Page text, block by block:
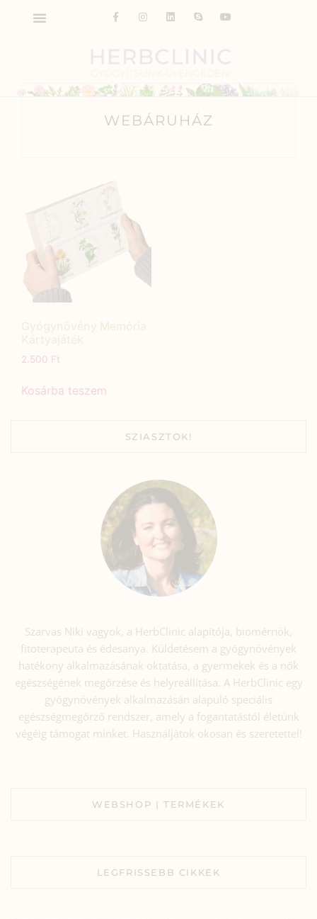
WEBÁRUHÁZ
2.500 Ft
Kosárba teszem
SZIASZTOK!
Szarvas Niki vagyok, a HerbClinic alapítója, biomérnök,
fitoterapeuta és édesanya. Küldetésem a gyógynövények
hatékony alkalmazásának oktatása, a gyermekek és a nők
egészségének megőrzése és helyreállítása. A HerbClinic egy
gyógynövények alkalmazásán alapuló speciális
egészségmegőrző rendszer, amely a fogantatástól életünk
végéig támogat minket. Használjátok okosan és szeretettel!
WEBSHOP | TERMÉKEK
LEGFRISSEBB CIKKEK